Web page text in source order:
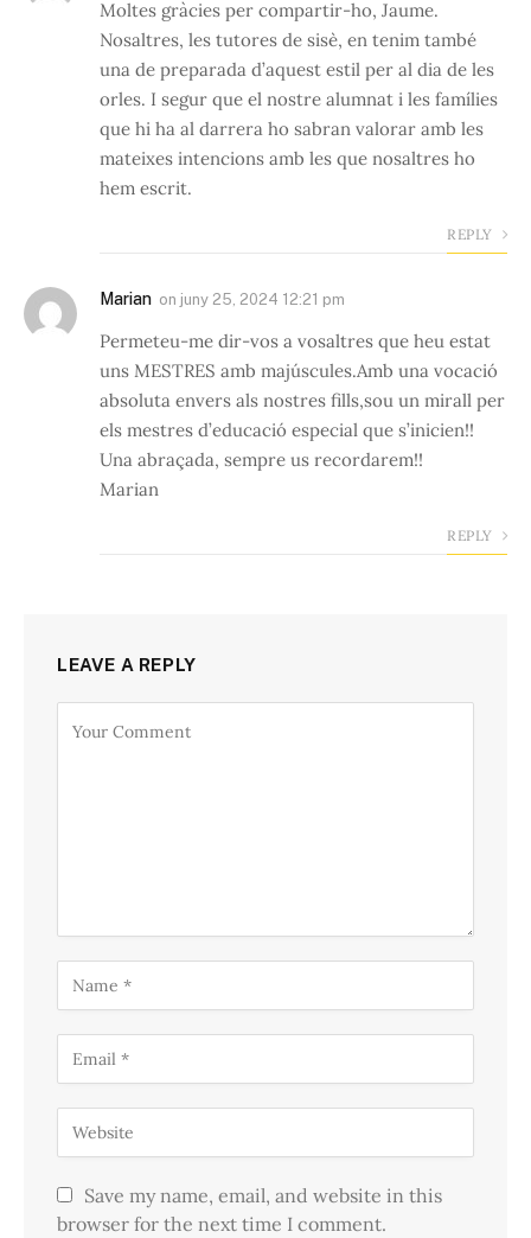
Moltes gràcies per compartir-ho, Jaume.
Nosaltres, les tutores de sisè, en tenim també
una de preparada d’aquest estil per al dia de les
orles. I segur que el nostre alumnat i les famílies
que hi ha al darrera ho sabran valorar amb les
mateixes intencions amb les que nosaltres ho
hem escrit.
REPLY
Marian on juny 25, 2024 12:21 pm
Permeteu-me dir-vos a vosaltres que heu estat
uns MESTRES amb majúscules.Amb una vocació
absoluta envers als nostres fills,sou un mirall per
els mestres d’educació especial que s’inicien!!
Una abraçada, sempre us recordarem!!
Marian
REPLY
LEAVE A REPLY
Save my name, email, and website in this
browser for the next time I comment.